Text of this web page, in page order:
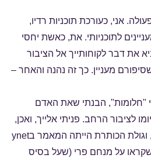
אני, כעורכת תוכניות רדיו,
לתוכניותי. את, כאשת יחסי
דבר לקוחותייך אל הציבור
מעניין. כך זה נהנה והאחר –
"חלומות", הבנתי שאת האדם
לציבור הרחב. פניתי אלייך, ואכן,
דרכך הגעתי לקהלים רבים, וגולת הכותרת הייתה המאמר בynet
על מנחם פרי (שעל בסיס